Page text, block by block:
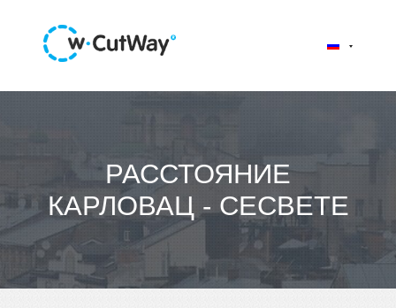
РАССТОЯНИЕ
КАРЛОВАЦ - СЕСВЕТЕ